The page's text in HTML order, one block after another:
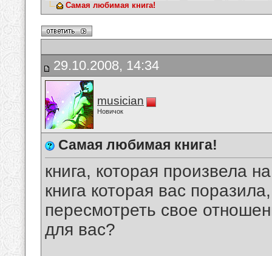
Самая любимая книга!
29.10.2008, 14:34
musician
Новичок
Самая любимая книга!
книга, которая произвела
книга которая вас
пересмотреть свое
для вас?